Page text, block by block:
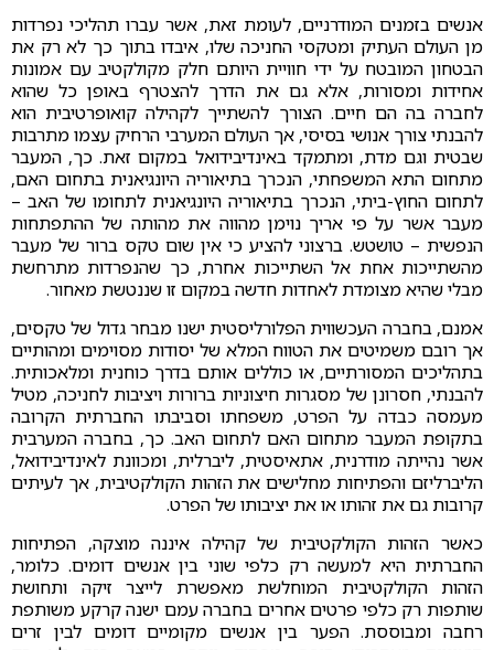
אנשים בזמנים המודרניים, לעומת זאת, אשר עברו תהליכי נפרדות
מן העולם העתיק ומטקסי החניכה שלו, איבדו בתוך כך לא רק את
הבטחון המובטח על ידי חוויית היותם חלק מקולקטיב עם אמונות
אחידות ומסורות, אלא גם את הדרך להצטרף באופן כל שהוא
לחברה בה הם חיים. הצורך להשתייך לקהילה קואופרטיבית הוא
להבנתי צורך אנושי בסיסי, אך העולם המערבי הרחיק עצמו מתרבות
שבטית וגם מדת, ומתמקד באינדיבידואל במקום זאת. כך, המעבר
מתחום התא המשפחתי, הנכרך בתיאוריה היונגיאנית בתחום האם,
לתחום החוץ-ביתי, הנכרך בתיאוריה היונגיאנית לתחומו של האב –
מעבר אשר על פי אריך נוימן מהווה את מהותה של ההתפתחות
הנפשית – טושטש. ברצוני להציע כי אין שום טקס ברור של מעבר
מהשתייכות אחת אל השתייכות אחרת, כך שהנפרדות מתרחשת
מבלי שהיא מצומדת לאחדות חדשה במקום זו שננטשת מאחור.
אמנם, בחברה העכשווית הפלורליסטית ישנו מבחר גדול של טקסים,
אך רובם משמיטים את הטווח המלא של יסודות מסוימים ומהותיים
בתהליכים המסורתיים, או כוללים אותם בדרך כוחנית ומלאכותית.
להבנתי, חסרונן של מסגרות חיצוניות ברורות ויציבות לחניכה, מטיל
מעמסה כבדה על הפרט, משפחתו וסביבתו החברתית הקרובה
בתקופת המעבר מתחום האם לתחום האב. כך, בחברה המערבית
אשר נהייתה מודרנית, אתאיסטית, ליברלית, ומכוונת לאינדיבידואל,
הליברליזם והפתיחות מחלישים את הזהות הקולקטיבית, אך לעיתים
קרובות גם את זהותו או את יציבותו של הפרט.
כאשר הזהות הקולקטיבית של קהילה איננה מוצקה, הפתיחות
החברתית היא למעשה רק כלפי שוני בין אנשים דומים. כלומר,
הזהות הקולקטיבית המוחלשת מאפשרת לייצר זיקה ותחושת
שותפות רק כלפי פרטים אחרים בחברה עמם ישנה קרקע משותפת
רחבה ומבוססת. הפער בין אנשים מקומיים דומים לבין זרים